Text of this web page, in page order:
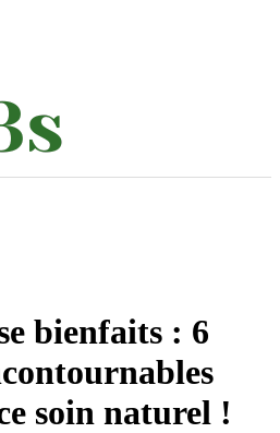
bienfaits : 6
soin naturel !